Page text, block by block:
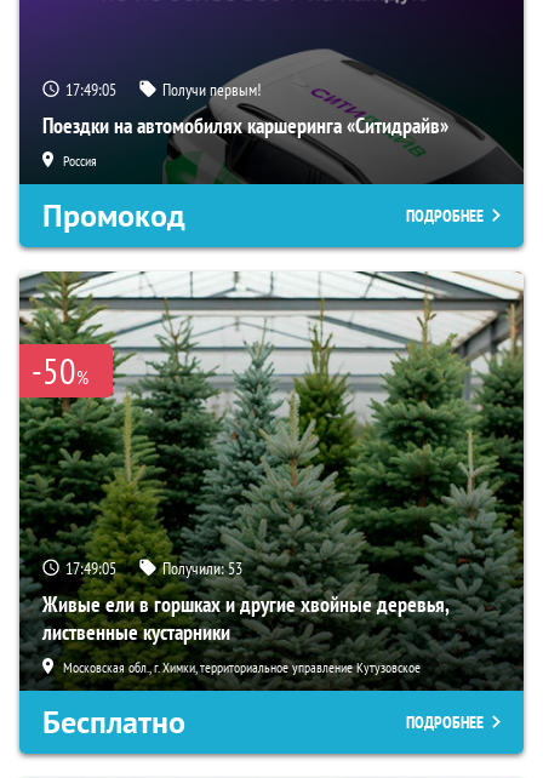
17:49:04 Получи первым!
Поездки на автомобилях каршеринга «Ситидрайв»
Россия
Промокод ПОДРОБНЕЕ
-50%
17:49:04 Получили:53
Живые ели в горшках и другие хвойные деревья,
лиственные кустарники
Московская обл., г. Химки, территориальное управление Кутузовское
Бесплатно ПОДРОБНЕЕ